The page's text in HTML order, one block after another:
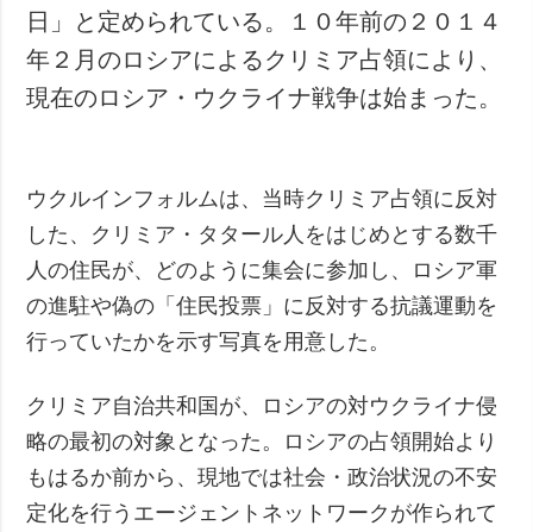
動画
日」と定められている。１０年前の２０１４
年２月のロシアによるクリミア占領により、
現在のロシア・ウクライナ戦争は始まった。
ウクルインフォルムは、当時クリミア占領に反対
した、クリミア・タタール人をはじめとする数千
人の住民が、どのように集会に参加し、ロシア軍
の進駐や偽の「住民投票」に反対する抗議運動を
行っていたかを示す写真を用意した。
クリミア自治共和国が、ロシアの対ウクライナ侵
略の最初の対象となった。ロシアの占領開始より
もはるか前から、現地では社会・政治状況の不安
定化を行うエージェントネットワークが作られて